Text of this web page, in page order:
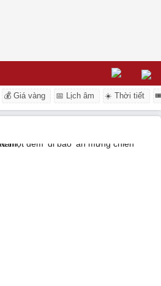
💰 Giá vàng 📅 Lịch âm ☀️ Thời tiết